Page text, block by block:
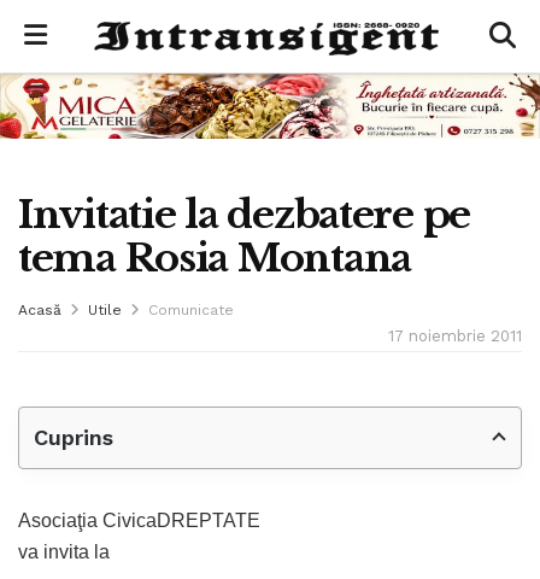
Invitatie la dezbatere pe
tema Rosia Montana
Acasă Utile Comunicate
17 noiembrie 2011
Cuprins
Asociaţia CivicaDREPTATE
va invita la